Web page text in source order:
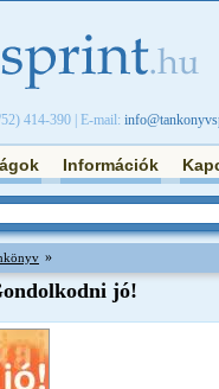
414-390 | E-mail:
Információk
»
jó!